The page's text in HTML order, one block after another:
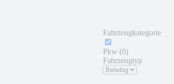
Fahrzeugkategorie
Pkw (0)
Fahrzeugtyp